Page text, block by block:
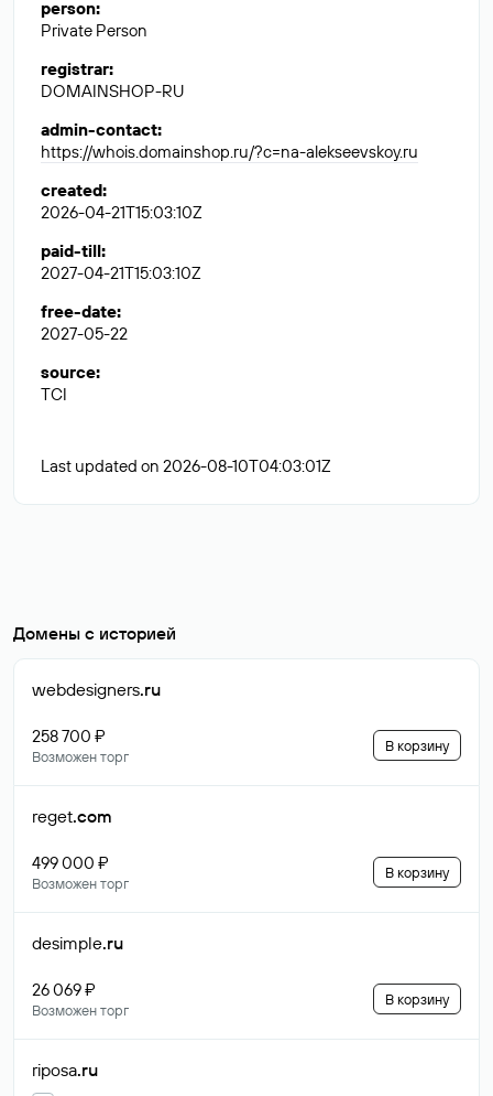
person:
Private Person
registrar:
DOMAINSHOP-RU
admin-contact:
https://whois.domainshop.ru/?c=na-alekseevskoy.ru
created:
2026-04-21T15:03:10Z
paid-till:
2027-04-21T15:03:10Z
free-date:
2027-05-22
source:
TCI
Last updated on 2026-08-10T04:03:01Z
Домены с историей
webdesigners.ru
258 700 ₽
Возможен торг
В корзину
reget.com
499 000 ₽
Возможен торг
В корзину
desimple.ru
26 069 ₽
Возможен торг
В корзину
riposa.ru